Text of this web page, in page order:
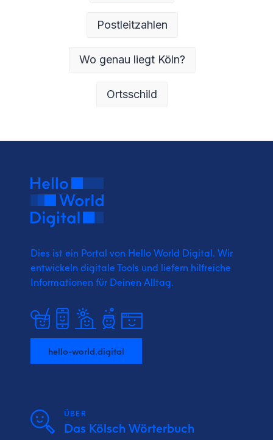
Postleitzahlen
Wo genau liegt Köln?
Ortsschild
Dies ist ein Portal von Hello World Digital. Wir
entwickeln digitale Tools und liefern hilfreiche
Informationen für Deinen Alltag.
hello-world.digital
ÜBER
Das Kölsch Wörterbuch